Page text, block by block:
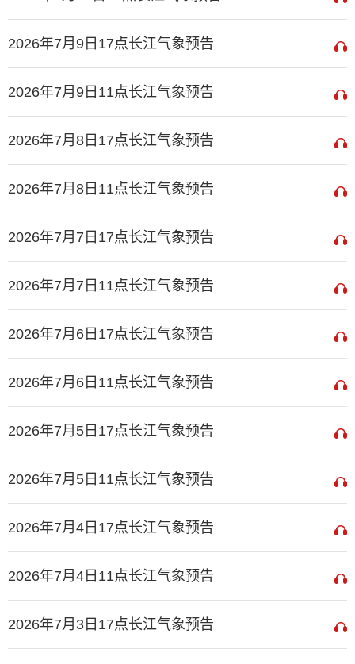
2026年7月9日17点长江气象预告
2026年7月9日11点长江气象预告
2026年7月8日17点长江气象预告
2026年7月8日11点长江气象预告
2026年7月7日17点长江气象预告
2026年7月7日11点长江气象预告
2026年7月6日17点长江气象预告
2026年7月6日11点长江气象预告
2026年7月5日17点长江气象预告
2026年7月5日11点长江气象预告
2026年7月4日17点长江气象预告
2026年7月4日11点长江气象预告
2026年7月3日17点长江气象预告